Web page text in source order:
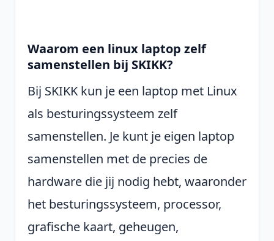
Waarom een linux laptop zelf
samenstellen bij SKIKK?
Bij SKIKK kun je een laptop met Linux
als besturingssysteem zelf
samenstellen. Je kunt je eigen laptop
samenstellen met de precies de
hardware die jij nodig hebt, waaronder
het besturingssysteem, processor,
grafische kaart, geheugen,